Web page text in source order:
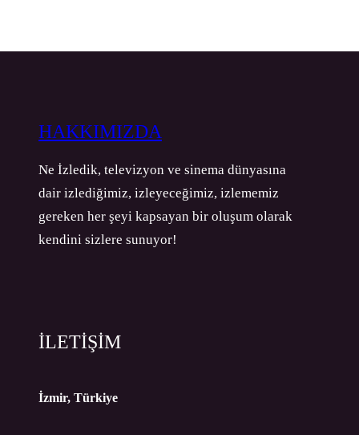
HAKKIMIZDA
Ne İzledik, televizyon ve sinema dünyasına
dair izlediğimiz, izleyeceğimiz, izlememiz
gereken her şeyi kapsayan bir oluşum olarak
kendini sizlere sunuyor!
İLETİŞİM
İzmir, Türkiye